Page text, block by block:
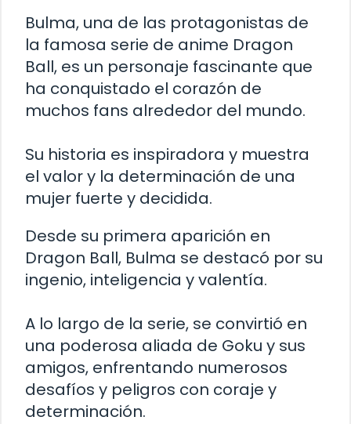
Bulma, una de las protagonistas de
la famosa serie de anime Dragon
Ball, es un personaje fascinante que
ha conquistado el corazón de
muchos fans alrededor del mundo.
Su historia es inspiradora y muestra
el valor y la determinación de una
mujer fuerte y decidida.
Desde su primera aparición en
Dragon Ball, Bulma se destacó por su
ingenio, inteligencia y valentía.
A lo largo de la serie, se convirtió en
una poderosa aliada de Goku y sus
amigos, enfrentando numerosos
desafíos y peligros con coraje y
determinación.